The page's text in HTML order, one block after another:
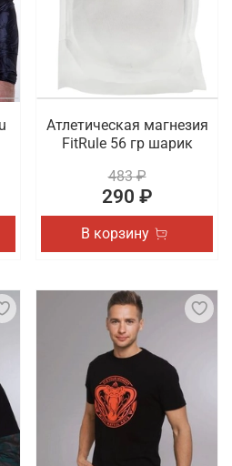
Атлетическая магнезия
FitRule 56 гр шарик
483 ₽
290 ₽
В корзину